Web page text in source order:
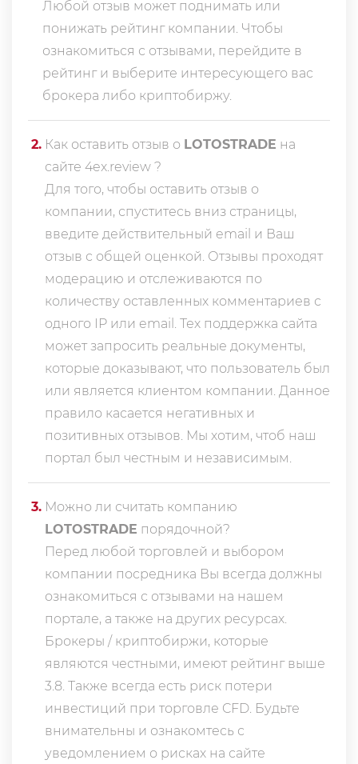
Любой отзыв может поднимать или
понижать рейтинг компании. Чтобы
ознакомиться с отзывами, перейдите в
рейтинг и выберите интересующего вас
брокера либо криптобиржу.
2. Как оставить отзыв о LOTOSTRADE на
сайте 4ex.review ?
Для того, чтобы оставить отзыв о
компании, спуститесь вниз страницы,
введите действительный email и Ваш
отзыв с общей оценкой. Отзывы проходят
модерацию и отслеживаются по
количеству оставленных комментариев с
одного IP или email. Тех поддержка сайта
может запросить реальные документы,
которые доказывают, что пользователь был
или является клиентом компании. Данное
правило касается негативных и
позитивных отзывов. Мы хотим, чтоб наш
портал был честным и независимым.
3. Можно ли считать компанию
LOTOSTRADE порядочной?
Перед любой торговлей и выбором
компании посредника Вы всегда должны
ознакомиться с отзывами на нашем
портале, а также на других ресурсах.
Брокеры / криптобиржи, которые
являются честными, имеют рейтинг выше
3.8. Также всегда еcть риск потери
инвестиций при торговле CFD. Будьте
внимательны и ознакомтесь с
уведомлением о рисках на сайте